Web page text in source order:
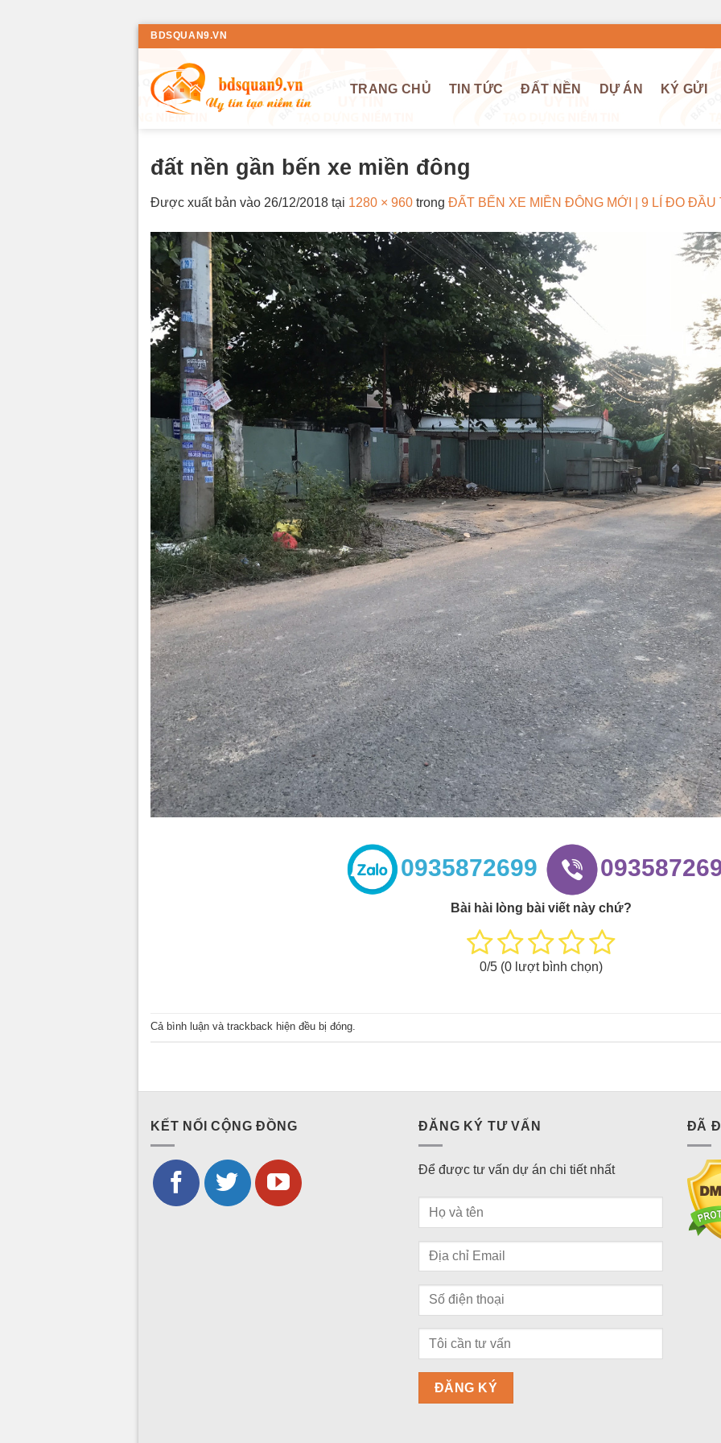
Bỏ
dung
BDSQUAN9.VN
TRANG CHỦ TIN TỨC ĐẤT NỀN DỰ ÁN KÝ GỬI
đất nền gần bến xe miền đông
Được xuất bản vào 26/12/2018 tại 1280 × 960 trong ĐẤT BẾN XE MIỀN ĐÔNG MỚI | 9 LÍ ĐO ĐẦU
0935872699
Bài hài lòng bài viết này chứ?
0/5 (0lượt bình chọn)
Cả bình luận và trackback hiện đều bị đóng.
KẾT NỐI CỘNG ĐỒNG ĐĂNG KÝ TƯ VẤN
Để được tư vấn dự án chi tiết nhất
ĐÃ